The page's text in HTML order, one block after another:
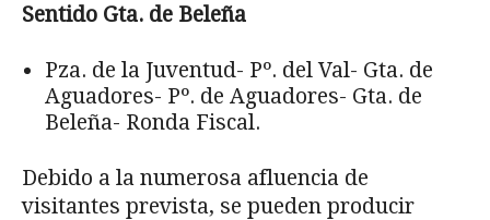
Sentido Gta. de Beleña
Pza. de la Juventud- Pº. del Val- Gta. de
Aguadores- Pº. de Aguadores- Gta. de
Beleña- Ronda Fiscal.
Debido a la numerosa afluencia de
visitantes prevista, se pueden producir